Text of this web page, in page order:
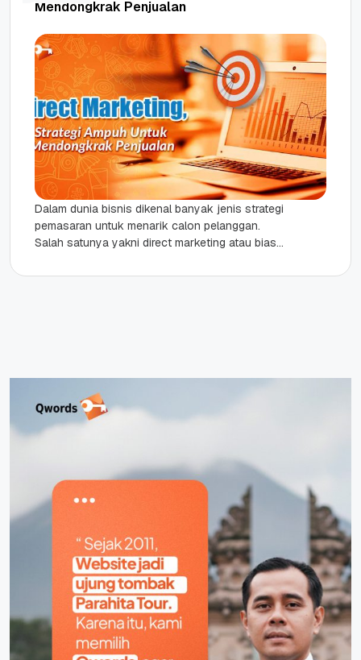
Mendongkrak Penjualan
Dalam dunia bisnis dikenal banyak jenis strategi
pemasaran untuk menarik calon pelanggan.
Salah satunya yakni direct marketing atau biasa